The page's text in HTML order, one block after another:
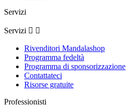
Servizi
Servizi  
Rivenditori Mandalashop
Programma fedeltà
Programma di sponsorizzazione
Contattateci
Risorse gratuite
Professionisti